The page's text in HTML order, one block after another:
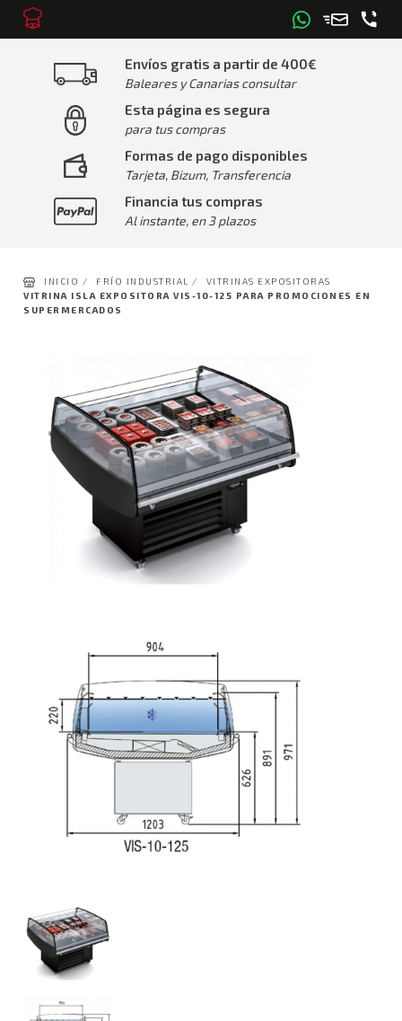
Envíos gratis a partir de 400€
Baleares y Canarias consultar
Esta página es segura
para tus compras
Formas de pago disponibles
Tarjeta, Bizum, Transferencia
Financia tus compras
Al instante, en 3 plazos
INICIO / FRÍO INDUSTRIAL /
VITRINAS EXPOSITORAS
VITRINA ISLA EXPOSITORA VIS-10-125 PARA PROMOCIONES EN
SUPERMERCADOS